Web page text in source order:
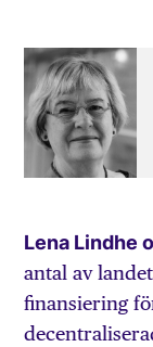
Lena Lindhe
antal av
finansiering